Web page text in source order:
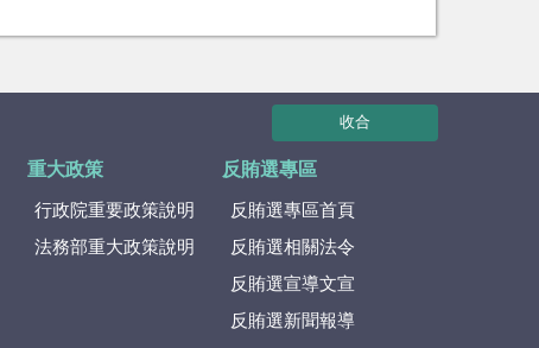
收合
重大政策
行政院重要政策說明
法務部重大政策說明
反賄選專區
反賄選專區首頁
反賄選相關法令
反賄選宣導文宣
反賄選新聞報導